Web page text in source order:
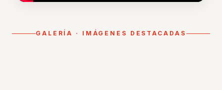
GALERÍA · IMÁGENES DESTACADAS